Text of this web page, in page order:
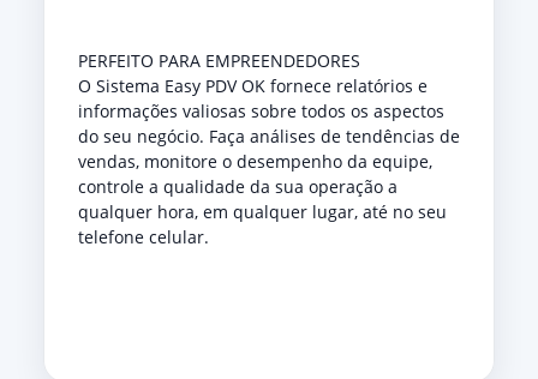
PERFEITO PARA EMPREENDEDORES
O Sistema Easy PDV OK fornece relatórios e
informações valiosas sobre todos os aspectos
do seu negócio. Faça análises de tendências de
vendas, monitore o desempenho da equipe,
controle a qualidade da sua operação a
qualquer hora, em qualquer lugar, até no seu
telefone celular.